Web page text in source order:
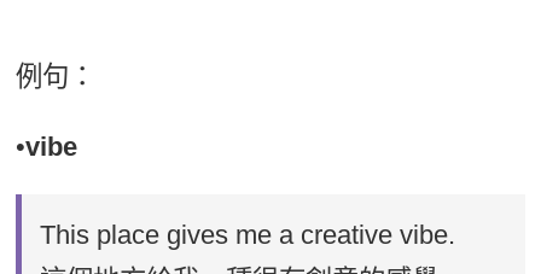
例句：
•vibe
This place gives me a creative vibe.